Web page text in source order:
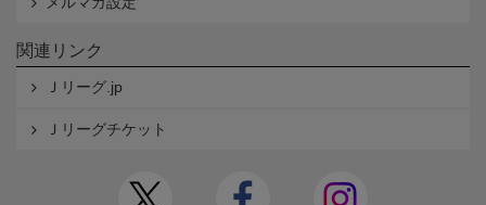
関連リンク
Ｊリーグ.jp
Ｊリーグチケット